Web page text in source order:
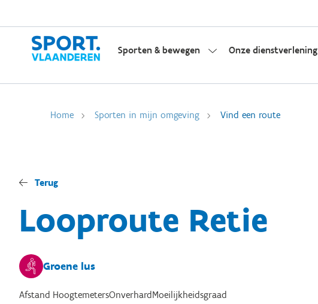
Sporten & bewegen Onze dienstverlening
Home Sporten in mijn omgeving Vind een route
Terug
Looproute Retie
Groene lus
Afstand HoogtemetersOnverhardMoeilijkheidsgraad